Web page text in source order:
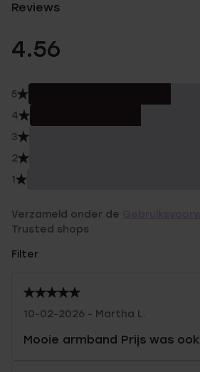
Reviews
4.56
5
4
3
2
1
Verzameld onder de
Trusted shops
Filter
10-02-2026 - Martha L.
Mooie armband Prijs was